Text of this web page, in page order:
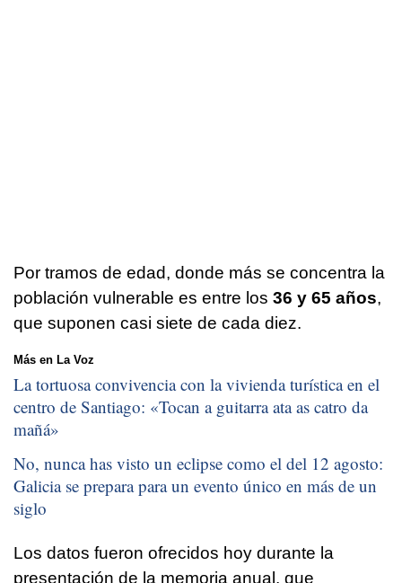
Por tramos de edad, donde más se concentra la
población vulnerable es entre los 36 y 65 años,
que suponen casi siete de cada diez.
Más en La Voz
La tortuosa convivencia con la vivienda turística en el
centro de Santiago: «Tocan a guitarra ata as catro da
mañá»
No, nunca has visto un eclipse como el del 12 agosto:
Galicia se prepara para un evento único en más de un
siglo
Los datos fueron ofrecidos hoy durante la
presentación de la memoria anual, que